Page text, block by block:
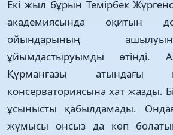
Екі жыл бұрын Темірбек
академиясында оқитын
ойындарының
ұйымдастыруымды өтінді.
Құрманғазы атындағы
консерваториясына хат жазды.
ұсынысты қабылдамады.
жұмысы онсыз да көп